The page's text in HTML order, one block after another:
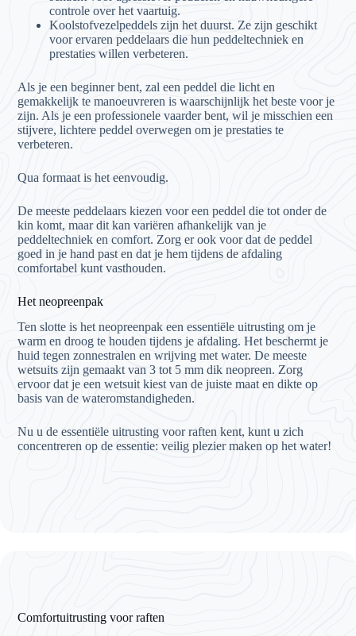
controle over het vaartuig.
Koolstofvezelpeddels zijn het duurst. Ze zijn geschikt
voor ervaren peddelaars die hun peddeltechniek en
prestaties willen verbeteren.
Als je een beginner bent, zal een peddel die licht en
gemakkelijk te manoeuvreren is waarschijnlijk het beste voor je
zijn. Als je een professionele vaarder bent, wil je misschien een
stijvere, lichtere peddel overwegen om je prestaties te
verbeteren.
Qua formaat is het eenvoudig.
De meeste peddelaars kiezen voor een peddel die tot onder de
kin komt, maar dit kan variëren afhankelijk van je
peddeltechniek en comfort. Zorg er ook voor dat de peddel
goed in je hand past en dat je hem tijdens de afdaling
comfortabel kunt vasthouden.
Het neopreenpak
Ten slotte is het neopreenpak een essentiële uitrusting om je
warm en droog te houden tijdens je afdaling. Het beschermt je
huid tegen zonnestralen en wrijving met water. De meeste
wetsuits zijn gemaakt van 3 tot 5 mm dik neopreen. Zorg
ervoor dat je een wetsuit kiest van de juiste maat en dikte op
basis van de wateromstandigheden.
Nu u de essentiële uitrusting voor raften kent, kunt u zich
concentreren op de essentie: veilig plezier maken op het water!
Comfortuitrusting voor raften